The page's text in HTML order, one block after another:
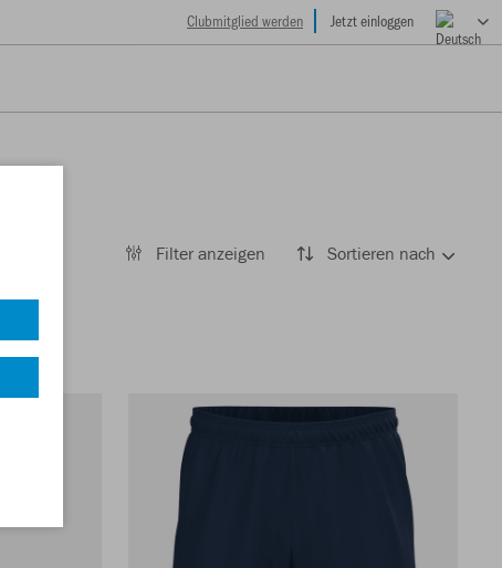
Clubmitglied werden Jetzt einloggen
Filter anzeigen Sortieren nach